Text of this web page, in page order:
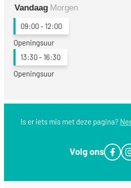
Vandaag Morgen
09:00- 12:00
Openingsuur
13:30- 16:30
Openingsuur
Is er iets mis met deze pagina?
Volg ons